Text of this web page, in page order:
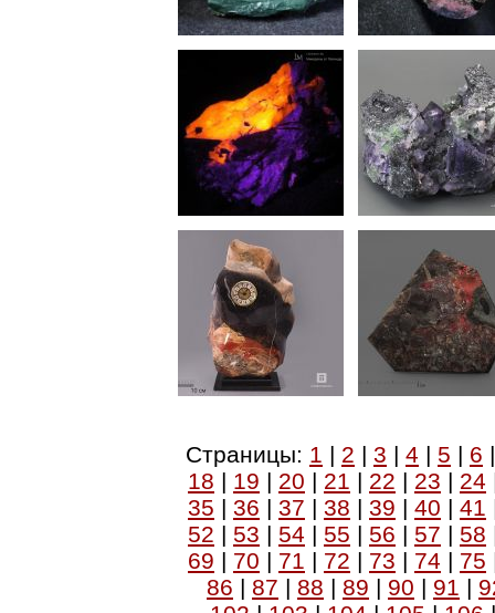
Страницы: 1 | 2 | 3 | 4 | 5 | 6
18 | 19 | 20 | 21 | 22 | 23 | 24
35 | 36 | 37 | 38 | 39 | 40 | 41
52 | 53 | 54 | 55 | 56 | 57 | 58
69 | 70 | 71 | 72 | 73 | 74 | 75
86 | 87 | 88 | 89 | 90 | 91 |